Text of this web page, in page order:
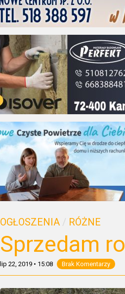
OGŁOSZENIA / RÓŻNE
Sprzedam
lip 22, 2019 • 15:08 Brak Komentarzy